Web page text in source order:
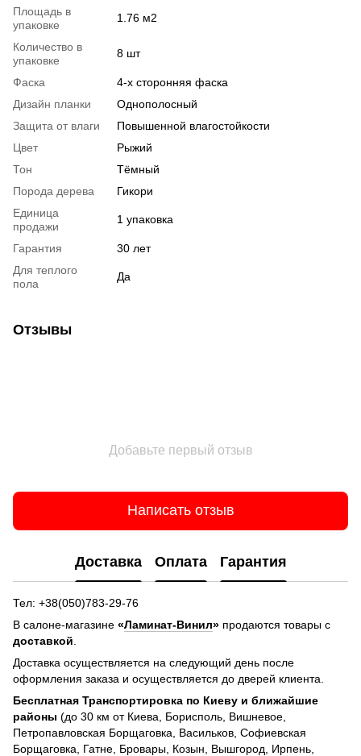
Площадь в
упаковке
1.76 м2
Количество в
упаковке
8 шт
Фаска
4-х сторонняя фаска
Дизайн планки
Однополосный
Защита от влаги
Повышенной влагостойкости
Цвет
Рыжий
Тон
Тёмный
Порода дерева
Гикори
Единица
продажи
1 упаковка
Гарантия
30 лет
Для теплого
пола
Да
Отзывы
Добавьте первый отзыв
Написать отзыв
Доставка Оплата Гарантия
Тел: +38(050)783-29-76
В салоне-магазине «Ламинат-Винил» продаются товары с
доставкой
Доставка осуществляется на следующий день после
оформления заказа и осуществляется до дверей клиента.
Бесплатная Транспортировка по Киеву и ближайшие
районы (до 30 км от Киева, Борисполь, Вишневое,
Петропавловская Борщаговка, Васильков, Софиевская
Борщаговка, Гатне, Бровары, Козын, Вышгород, Ирпень,